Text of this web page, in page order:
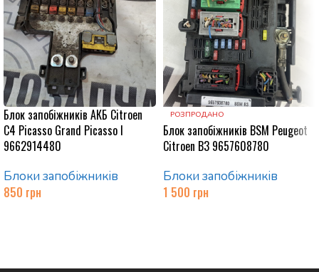
Блок запобіжників АКБ Citroen
C4 Picasso Grand Picasso I
9662914480
Блоки запобіжників
850 грн
РОЗПРОДАНО
Блок запобіжників BSM Peugeot
Citroen B3 9657608780
Блоки запобіжників
1 500 грн